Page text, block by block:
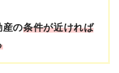
産の条件が近ければ